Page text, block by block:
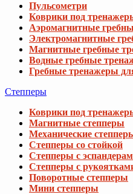
Пульсометри
Коврики под
Аэромагнитные
Электромагнитные
Магнитные гребные
Водные гребные
Гребные тренажеры
Степперы
Коврики под
Магнитные степперы
Механические
Степперы со стойкой
Степперы с
Степперы с
Поворотные степперы
Мини степперы